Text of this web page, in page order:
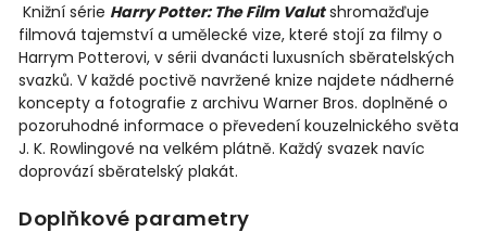
Knižní série Harry Potter: The Film Valutshromažďuje
filmová tajemství a umělecké vize, které stojí za filmy o
Harrym Potterovi, v sérii dvanácti luxusních sběratelských
svazků. V každé poctivě navržené knize najdete nádherné
koncepty a fotografie z archivu Warner Bros. doplněné o
pozoruhodné informace o převedení kouzelnického světa
J. K. Rowlingové na velkém plátně. Každý svazek navíc
doprovází sběratelský plakát.
Doplňkové parametry